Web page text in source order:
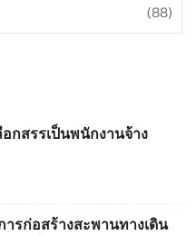
(88)
กสรรเป็นพนักงานจ้าง
รก่อสร้างสะพานทางเดิน